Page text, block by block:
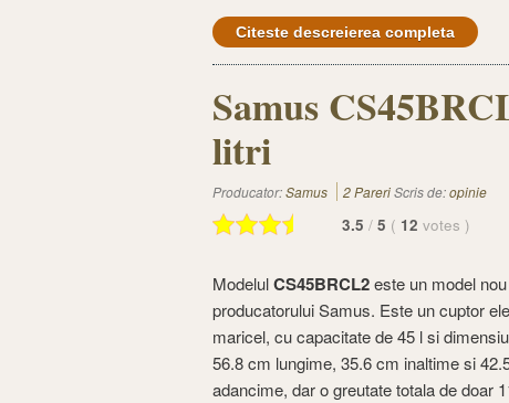
Citeste descreierea completa
Samus
litri
Producator:Samus 2 PareriScris de:opinie
3.5 / 5 ( 12 votes )
ModelulCS45BRCL2este un model
producatorului Samus. Este un cuptor
maricel, cu capacitate de 45 l si
56.8 cm lungime, 35.6 cm inaltime si
adancime, dar o greutate totala de doar